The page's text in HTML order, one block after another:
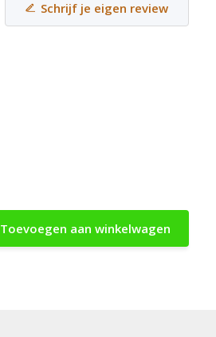
Schrijf je eigen review
Toevoegen aan winkelwagen